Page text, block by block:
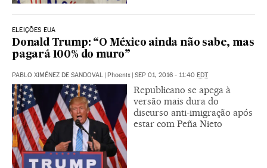
ELEIÇÕES EUA
Donald Trump: “O México ainda não sabe, mas
pagará 100% do muro”
PABLO XIMÉNEZ DE SANDOVAL | Phoenix | SEP 01, 2016 - 11:40 EDT
Republicano se apega à
versão mais dura do
discurso anti-imigração após
estar com Peña Nieto